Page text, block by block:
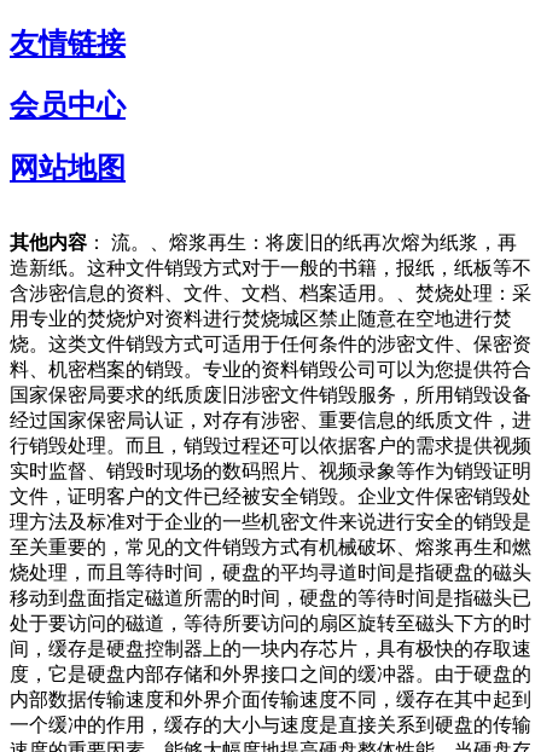
友情链接
会员中心
网站地图
其他内容 ： 流。、熔浆再生：将废旧的纸再次熔为纸浆，再
造新纸。这种文件销毁方式对于一般的书籍，报纸，纸板等不
含涉密信息的资料、文件、文档、档案适用。、焚烧处理：采
用专业的焚烧炉对资料进行焚烧城区禁止随意在空地进行焚
烧。这类文件销毁方式可适用于任何条件的涉密文件、保密资
料、机密档案的销毁。专业的资料销毁公司可以为您提供符合
国家保密局要求的纸质废旧涉密文件销毁服务，所用销毁设备
经过国家保密局认证，对存有涉密、重要信息的纸质文件，进
行销毁处理。而且，销毁过程还可以依据客户的需求提供视频
实时监督、销毁时现场的数码照片、视频录象等作为销毁证明
文件，证明客户的文件已经被安全销毁。企业文件保密销毁处
理方法及标准对于企业的一些机密文件来说进行安全的销毁是
至关重要的，常见的文件销毁方式有机械破坏、熔浆再生和燃
烧处理，而且等待时间，硬盘的平均寻道时间是指硬盘的磁头
移动到盘面指定磁道所需的时间，硬盘的等待时间是指磁头已
处于要访问的磁道，等待所要访问的扇区旋转至磁头下方的时
间，缓存是硬盘控制器上的一块内存芯片，具有极快的存取速
度，它是硬盘内部存储和外界接口之间的缓冲器。由于硬盘的
内部数据传输速度和外界介面传输速度不同，缓存在其中起到
一个缓冲的作用，缓存的大小与速度是直接关系到硬盘的传输